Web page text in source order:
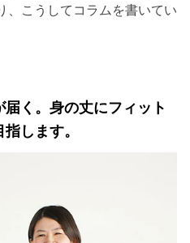
、こうしてコラムを書いてい
く。身の丈にフィット
します。